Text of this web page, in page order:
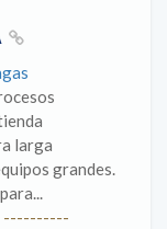
larga
grandes.
----------